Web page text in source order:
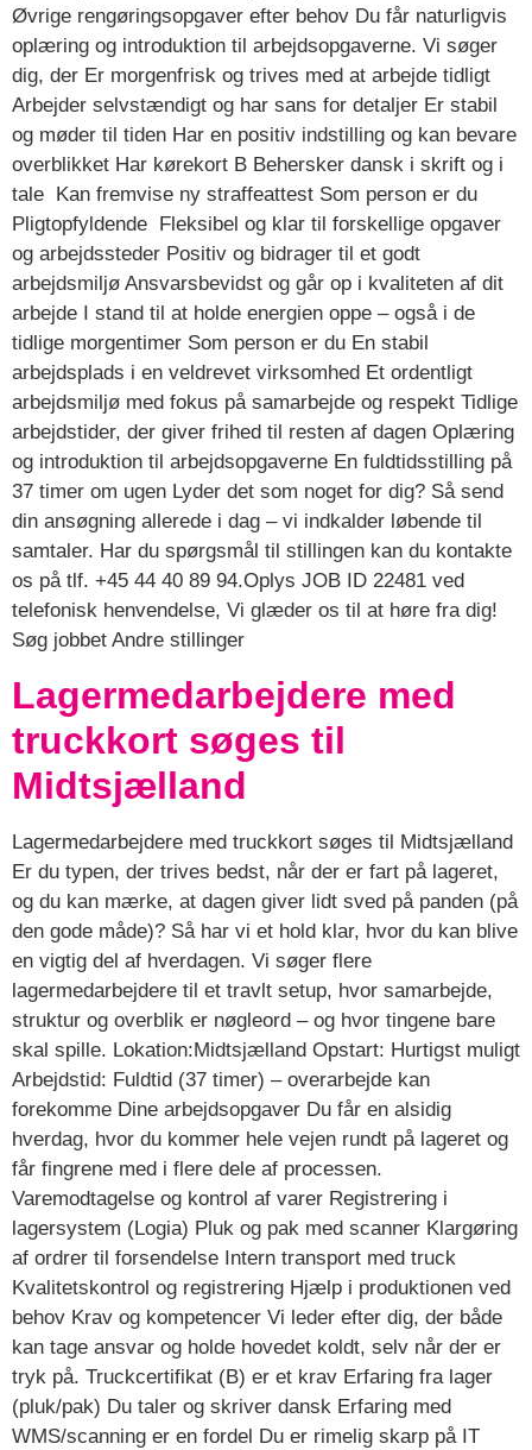
Øvrige rengøringsopgaver efter behov Du får naturligvis
oplæring og introduktion til arbejdsopgaverne. Vi søger
dig, der Er morgenfrisk og trives med at arbejde tidligt
Arbejder selvstændigt og har sans for detaljer Er stabil
og møder til tiden Har en positiv indstilling og kan bevare
overblikket Har kørekort B Behersker dansk i skrift og i
tale Kan fremvise ny straffeattest Som person er du
Pligtopfyldende Fleksibel og klar til forskellige opgaver
og arbejdssteder Positiv og bidrager til et godt
arbejdsmiljø Ansvarsbevidst og går op i kvaliteten af dit
arbejde I stand til at holde energien oppe – også i de
tidlige morgentimer Som person er du En stabil
arbejdsplads i en veldrevet virksomhed Et ordentligt
arbejdsmiljø med fokus på samarbejde og respekt Tidlige
arbejdstider, der giver frihed til resten af dagen Oplæring
og introduktion til arbejdsopgaverne En fuldtidsstilling på
37 timer om ugen Lyder det som noget for dig? Så send
din ansøgning allerede i dag – vi indkalder løbende til
samtaler. Har du spørgsmål til stillingen kan du kontakte
os på tlf. +45 44 40 89 94.Oplys JOB ID 22481 ved
telefonisk henvendelse, Vi glæder os til at høre fra dig!
Søg jobbet Andre stillinger
Lagermedarbejdere med
truckkort søges til
Midtsjælland
Lagermedarbejdere med truckkort søges til Midtsjælland
Er du typen, der trives bedst, når der er fart på lageret,
og du kan mærke, at dagen giver lidt sved på panden (på
den gode måde)? Så har vi et hold klar, hvor du kan blive
en vigtig del af hverdagen. Vi søger flere
lagermedarbejdere til et travlt setup, hvor samarbejde,
struktur og overblik er nøgleord – og hvor tingene bare
skal spille. Lokation:Midtsjælland Opstart: Hurtigst muligt
Arbejdstid: Fuldtid (37 timer) – overarbejde kan
forekomme Dine arbejdsopgaver Du får en alsidig
hverdag, hvor du kommer hele vejen rundt på lageret og
får fingrene med i flere dele af processen.
Varemodtagelse og kontrol af varer Registrering i
lagersystem (Logia) Pluk og pak med scanner Klargøring
af ordrer til forsendelse Intern transport med truck
Kvalitetskontrol og registrering Hjælp i produktionen ved
behov Krav og kompetencer Vi leder efter dig, der både
kan tage ansvar og holde hovedet koldt, selv når der er
tryk på. Truckcertifikat (B) er et krav Erfaring fra lager
(pluk/pak) Du taler og skriver dansk Erfaring med
WMS/scanning er en fordel Du er rimelig skarp på IT